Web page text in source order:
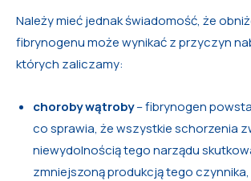
Należy mieć jednak świadomość, że
fibrynogenu może wynikać z przyczyn
których zaliczamy:
choroby wątroby– fibrynogen
co sprawia, że wszystkie schorzenia
niewydolnością tego narządu
zmniejszoną produkcją tego czynnika,